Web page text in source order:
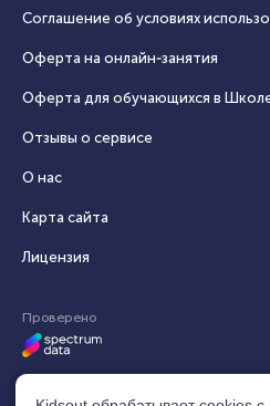
Соглашение об условиях
Оферта на онлайн‑занятия
Оферта для обучающихся в
Отзывы о сервисе
О нас
Карта сайта
Лицензия
Проверено